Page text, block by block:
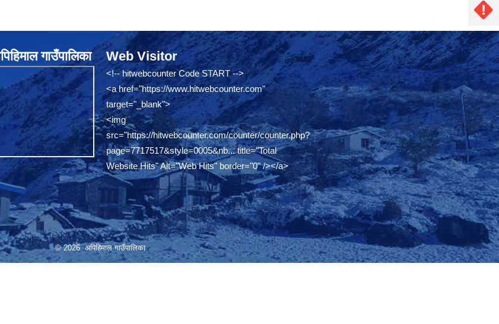
गाउँपालिका Web Visitor
<!-- hitwebcounter Code START -->
<a href="https://www.hitwebcounter.com"
target="_blank">
<img
src="https://hitwebcounter.com/counter/counter.php?
page=7717517&style=0005&nb...title="Total
Website Hits" Alt="Web Hits" border="0" /></a>
© 2026 अपिहिमाल गाउँपालिका